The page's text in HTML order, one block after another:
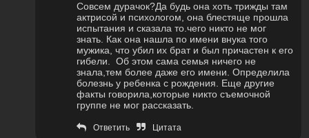
Совсем дурачок?Да будь она хоть трижды там
актрисой и психологом, она блестяще прошла
испытания и сказала то.чего никто не мог
знать. Как она нашла по имени внука того
мужика, что убил их брат и был причастен к его
гибели. Об этом сама семья ничего не
знала,тем более даже его имени. Определила
болезнь у ребенка с рождения. Еще другие
факты говорила,которые никто съемочной
группе не мог рассказать.
Ответить Цитата